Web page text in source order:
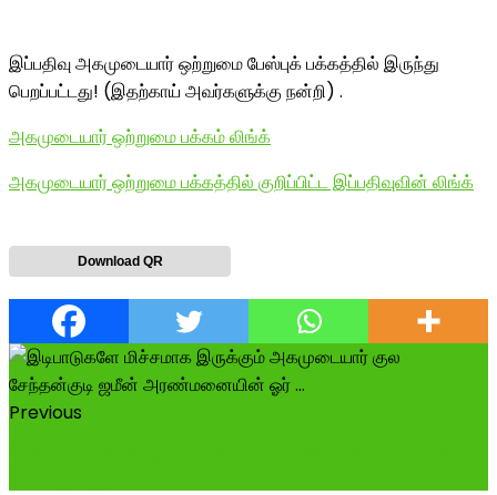
இப்பதிவு அகமுடையார் ஒற்றுமை பேஸ்புக் பக்கத்தில் இருந்து
பெறப்பட்டது! (இதற்காய் அவர்களுக்கு நன்றி) .
அகமுடையார் ஒற்றுமை பக்கம் லிங்க்
அகமுடையார் ஒற்றுமை பக்கத்தில் குறிப்பிட்ட இப்பதிவுவின் லிங்க்
Download QR
Previous